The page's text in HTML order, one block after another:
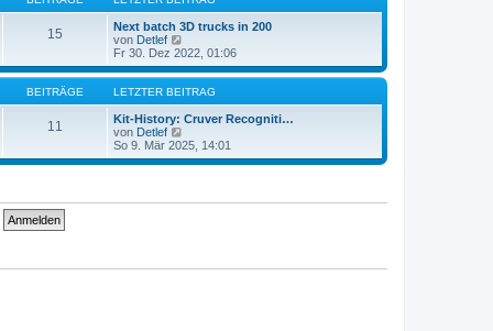
r
a
t
e
B
e
i
t
r
a
15
Next batch 3D trucks in 200
von Detlef
e
u
e
s
t
e
B
e
Fr 30. Dez 2022, 01:06
BEITRÄGE LETZTER BEITRAG
11
Kit-History: Cruver Recogniti…
von Detlef
e
u
So 9. Mär 2025, 14:01